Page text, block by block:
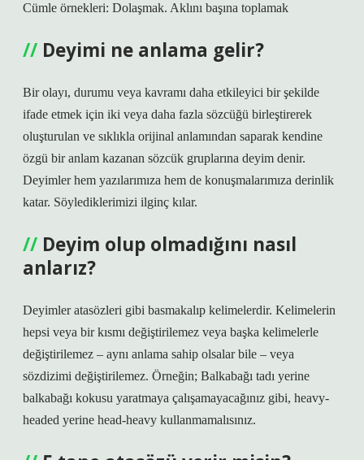
Cümle örnekleri: Dolaşmak. Aklını başına toplamak
Deyimi ne anlama gelir?
Bir olayı, durumu veya kavramı daha etkileyici bir şekilde
ifade etmek için iki veya daha fazla sözcüğü birleştirerek
oluşturulan ve sıklıkla orijinal anlamından saparak kendine
özgü bir anlam kazanan sözcük gruplarına deyim denir.
Deyimler hem yazılarımıza hem de konuşmalarımıza derinlik
katar. Söylediklerimizi ilginç kılar.
Deyim olup olmadığını nasıl
anlarız?
Deyimler atasözleri gibi basmakalıp kelimelerdir. Kelimelerin
hepsi veya bir kısmı değiştirilemez veya başka kelimelerle
değiştirilemez – aynı anlama sahip olsalar bile – veya
sözdizimi değiştirilemez. Örneğin; Balkabağı tadı yerine
balkabağı kokusu yaratmaya çalışamayacağınız gibi, heavy-
headed yerine head-heavy kullanmamalısınız.